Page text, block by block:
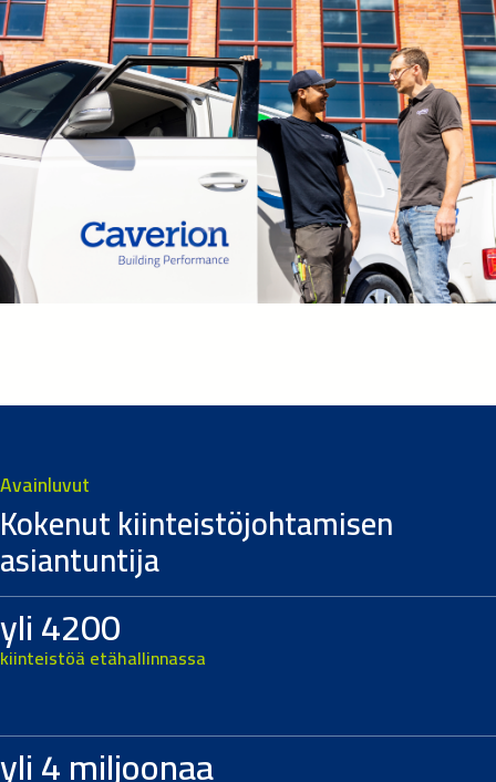
Avainluvut
Kokenut kiinteistöjohtamisen
asiantuntija
yli 4200
kiinteistöä etähallinnassa
yli 4 miljoonaa